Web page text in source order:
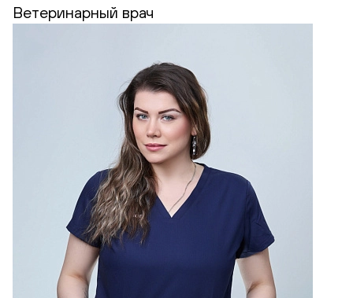
Ветеринарный врач